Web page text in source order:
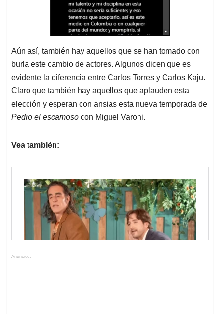
Aún así, también hay aquellos que se han tomado con
burla este cambio de actores. Algunos dicen que es
evidente la diferencia entre Carlos Torres y Carlos Kaju.
Claro que también hay aquellos que aplauden esta
elección y esperan con ansias esta nueva temporada de
Pedro el escamoso con Miguel Varoni.
Vea también:
Anuncios.